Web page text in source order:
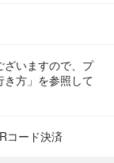
ざいますので、プ
方」を参照して
コード決済